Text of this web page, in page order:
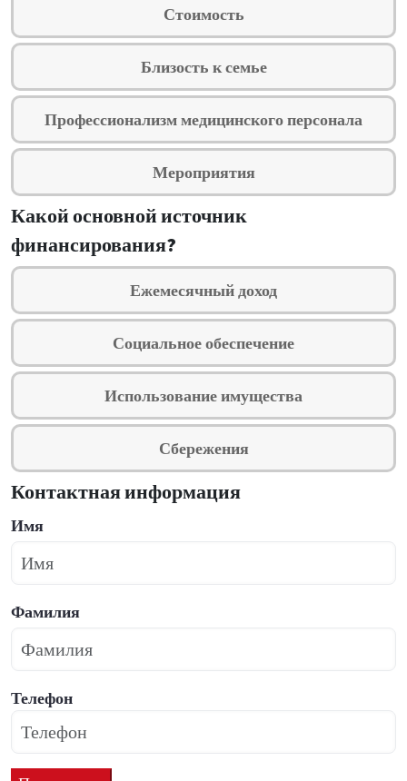
Стоимость
Близость к семье
Профессионализм медицинского персонала
Мероприятия
Какой основной источник
финансирования?
Ежемесячный доход
Социальное обеспечение
Использование имущества
Сбережения
Контактная информация
Имя
Фамилия
Телефон